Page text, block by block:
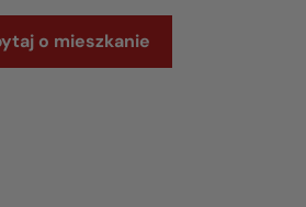
o mieszkanie